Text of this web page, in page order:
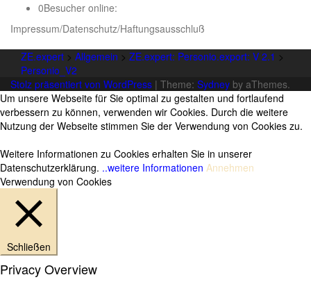
0Besucher online:
Impressum/Datenschutz/Haftungsausschluß
ZE.expert > Allgemein > ZE.expert: Personio.export: V 2.1 >
Personio_V2
Stolz präsentiert von WordPress | Theme: Sydney by aThemes.
Um unsere Webseite für Sie optimal zu gestalten und fortlaufend
verbessern zu können, verwenden wir Cookies. Durch die weitere
Nutzung der Webseite stimmen Sie der Verwendung von Cookies zu.
Weitere Informationen zu Cookies erhalten Sie in unserer
Datenschutzerklärung. ..weitere Informationen Annehmen
Verwendung von Cookies
Schließen
Privacy Overview